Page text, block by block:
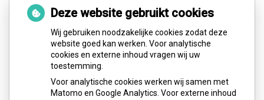
Deze website gebruikt cookies
Wij gebruiken noodzakelijke cookies zodat deze
website goed kan werken. Voor analytische
cookies en externe inhoud vragen wij uw
toestemming.
Voor analytische cookies werken wij samen met
Matomo en Google Analytics. Voor externe inhoud